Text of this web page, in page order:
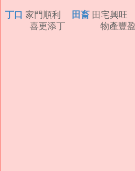
丁口 家門順利 田畜 田宅興旺
喜更添丁 物產豐盈